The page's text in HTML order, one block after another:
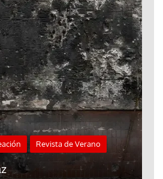
Revista de Verano